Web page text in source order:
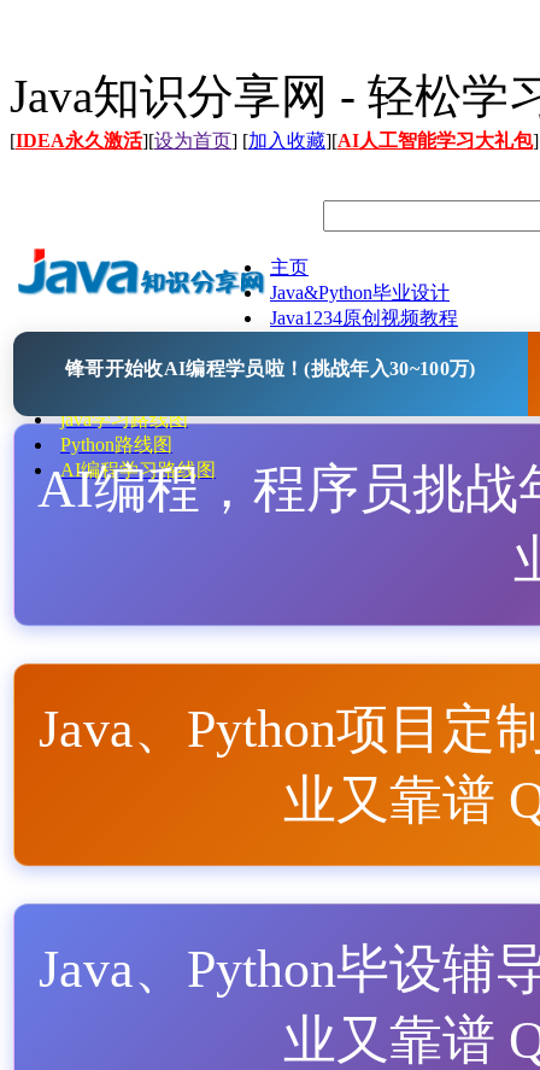
Java知识分享网 - 轻松学
[IDEA永久激活][设为首页] [加入收藏][AI人工智能学习大礼包]
主页
Java&Python毕业设计
Java1234原创视频教程
Java开源项目
java学习路线图
Python路线图
AI编程学习路线图
锋哥开始收AI编程学员啦！(挑战年入30~100万)
AI编程，程序员挑战
Java、Python项目定
业又靠谱
Java、Python毕设辅
业又靠谱